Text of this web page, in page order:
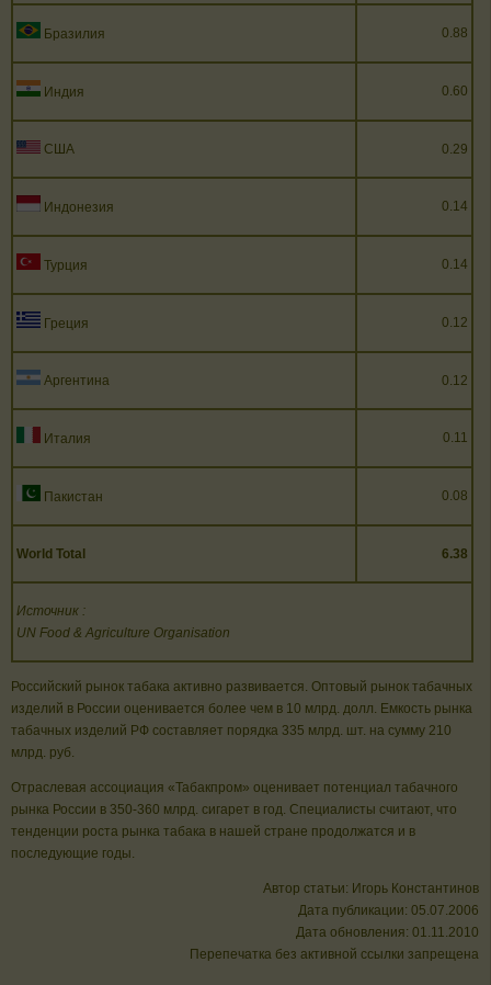
Бразилия 0.88
Индия 0.60
США 0.29
Индонезия 0.14
Турция 0.14
Греция 0.12
Аргентина 0.12
Италия 0.11
Пакистан 0.08
World Total 6.38
Источник :
UN Food & Agriculture Organisation
Российский рынок табака активно развивается. Оптовый рынок табачных
изделий в России оценивается более чем в 10 млрд. долл. Емкость рынка
табачных изделий РФ составляет порядка 335 млрд. шт. на сумму 210
млрд. руб.
Отраслевая ассоциация «Табакпром» оценивает потенциал табачного
рынка России в 350-360 млрд. сигарет в год. Специалисты считают, что
тенденции роста рынка табака в нашей стране продолжатся и в
последующие годы.
Автор статьи: Игорь Константинов
Дата публикации: 05.07.2006
Дата обновления: 01.11.2010
Перепечатка без активной ссылки запрещена